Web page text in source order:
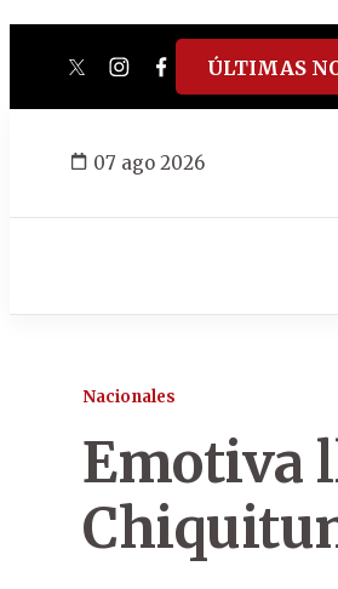
twitterinstagram
facebook
tiktokyoutube
ÚLTIMAS
07 ago 2026
Nacionales
Emotiva